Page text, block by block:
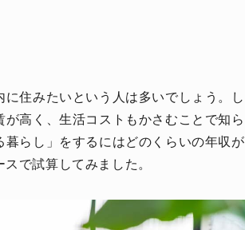
住みたいという人は多いでしょう。し
高く、生活コストもかさむことで知ら
らし」をするにはどのくらいの年収が
スで試算してみました。